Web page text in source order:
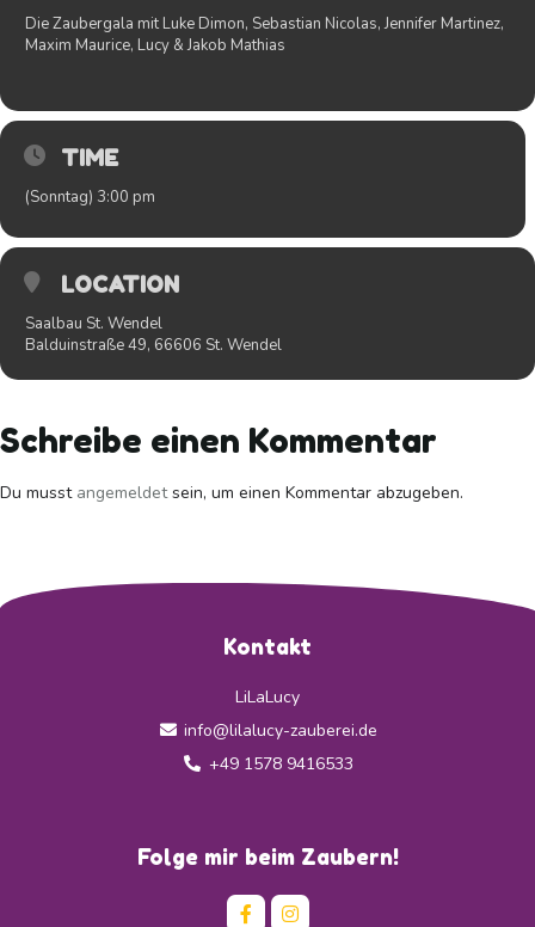
Die Zaubergala mit Luke Dimon, Sebastian Nicolas, Jennifer Martinez,
Maxim Maurice, Lucy & Jakob Mathias
TIME
(Sonntag) 3:00 pm
LOCATION
Saalbau St. Wendel
Balduinstraße 49, 66606 St. Wendel
Schreibe einen Kommentar
Du musst angemeldetsein, um einen Kommentar abzugeben.
Kontakt
LiLaLucy
info@lilalucy-zauberei.de
+49 1578 9416533
Folge mir beim Zaubern!